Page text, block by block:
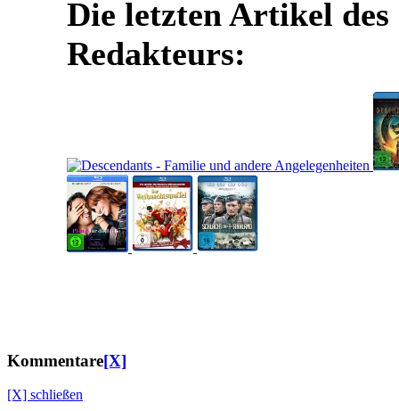
Die letzten Artikel des
Redakteurs:
Kommentare[X]
[X] schließen